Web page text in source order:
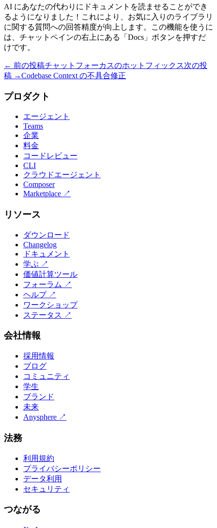
AI にあなたの代わりにドキュメントを読ませることができ
るようになりました！これにより、お気に入りのライブラリ
に関する質問への回答精度が向上します。この機能を使うに
は、チャットペインの右上にある「Docs」ボタンを押すだ
けです。
← 前の投稿チャットフォーカスのホットフィックス次の投
稿 →Codebase Context の不具合修正
プロダクト
エージェント
Teams
企業
料金
コードレビュー
CLI
クラウドエージェント
Composer
Marketplace ↗
リソース
ダウンロード
Changelog
ドキュメント
学ぶ ↗
価値計算ツール
フォーラム ↗
ヘルプ↗
ワークショップ
ステータス ↗
会社情報
採用情報
ブログ
コミュニティ
学生
ブランド
未来
Anysphere ↗
法務
利用規約
プライバシーポリシー
データ利用
セキュリティ
つながる